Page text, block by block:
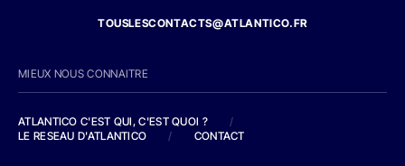
TOUSLESCONTACTS@ATLANTICO.FR
MIEUX NOUS CONNAITRE
ATLANTICO C'EST QUI, C'EST QUOI ?
/
LE RESEAU D'ATLANTICO
/ CONTACT